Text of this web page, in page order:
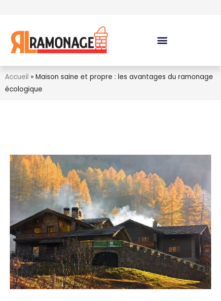
Accueil » Maison saine et propre : les avantages du ramonage
écologique